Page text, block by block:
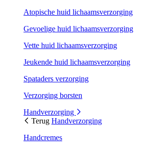
Atopische huid lichaamsverzorging
Gevoelige huid lichaamsverzorging
Vette huid lichaamsverzorging
Jeukende huid lichaamsverzorging
Spataders verzorging
Verzorging borsten
Handverzorging
Terug Handverzorging
Handcremes